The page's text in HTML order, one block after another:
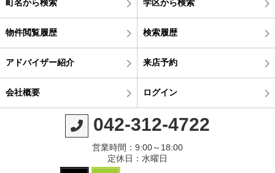
町名から検索 学区から検索
物件閲覧履歴 検索履歴
アドバイザー紹介 来店予約
会社概要 ログイン
042-312-4722
営業時間：9:00～18:00
定休日：水曜日